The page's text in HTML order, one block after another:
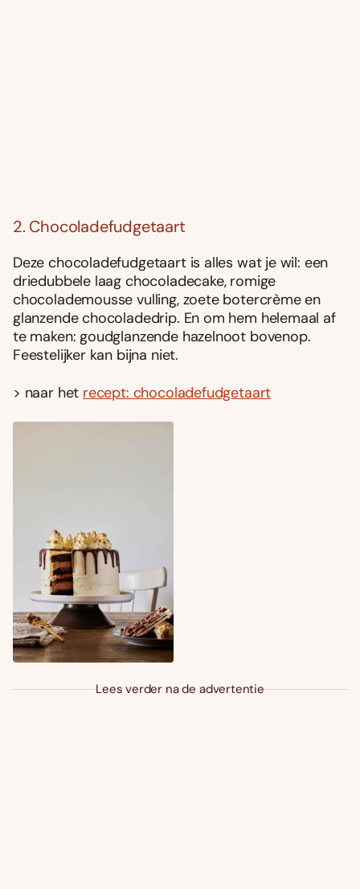
2. Chocoladefudgetaart
Deze chocoladefudgetaart is alles wat je wil: een
driedubbele laag chocoladecake, romige
chocolademousse vulling, zoete botercrème en
glanzende chocoladedrip. En om hem helemaal af
te maken: goudglanzende hazelnoot bovenop.
Feestelijker kan bijna niet.
> naar het recept: chocoladefudgetaart
Lees verder na de advertentie